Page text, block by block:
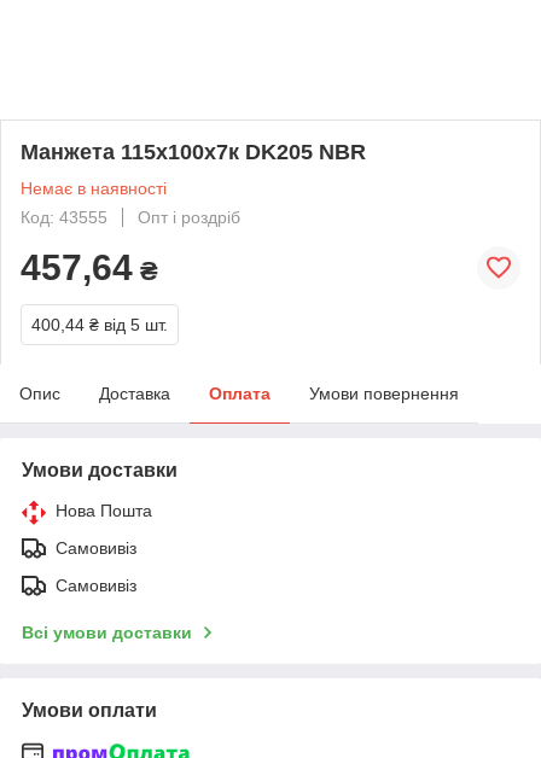
Манжета 115х100х7к DK205 NBR
Немає в наявності
Код: 43555
Опт і роздріб
457,64 ₴
400,44 ₴ від 5 шт.
Опис Доставка Оплата Умови повернення
Умови доставки
Нова Пошта
Самовивіз
Самовивіз
Всі умови доставки
Умови оплати